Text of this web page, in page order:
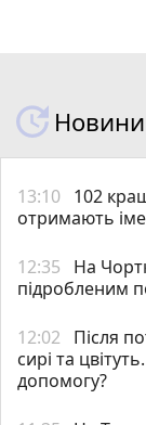
Новини
13:10 102
отримають
12:35
На
підробленим
12:02
Після
сирі та
допомогу?